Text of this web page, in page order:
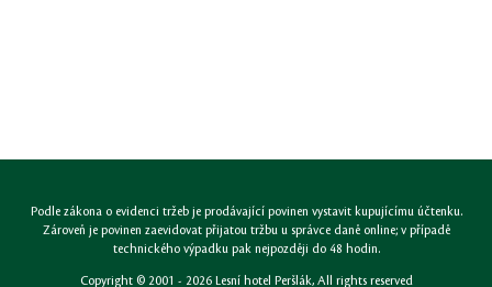
Podle zákona o evidenci tržeb je prodávající povinen vystavit kupujícímu účtenku.
Zároveň je povinen zaevidovat přijatou tržbu u správce daně online; v případě
technického výpadku pak nejpozději do 48 hodin.
Copyright © 2001 - 2026 Lesní hotel Peršlák, All rights reserved